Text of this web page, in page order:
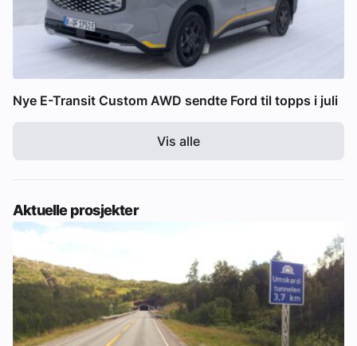
Nye E-Transit Custom AWD sendte Ford til topps i juli
Vis alle
Aktuelle prosjekter